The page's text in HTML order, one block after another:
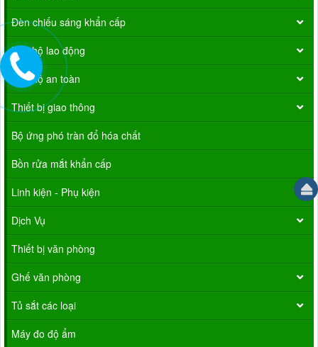
Đèn chiếu sáng khẩn cấp
Bảo hộ lao động
Bảo hộ an toàn
Thiết bị giao thông
Bộ ứng phó tràn đổ hóa chất
Bồn rửa mắt khẩn cấp
Linh kiện - Phụ kiện
Dịch Vụ
Thiết bị văn phòng
Ghế văn phòng
Tủ sắt các loại
Máy đo độ ẩm